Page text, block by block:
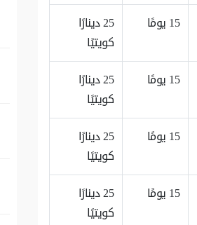
15 يومًا
25 دينارًا
كويتيًا
15 يومًا
25 دينارًا
كويتيًا
15 يومًا
25 دينارًا
كويتيًا
15 يومًا
25 دينارًا
كويتيًا